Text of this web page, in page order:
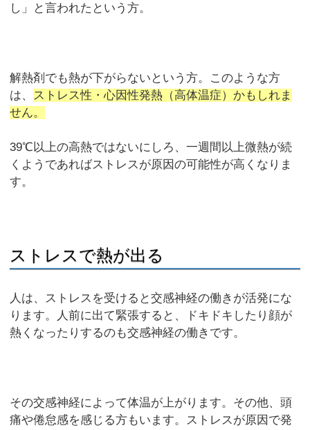
し」と言われたという方。
解熱剤でも熱が下がらないという方。このような方
は、
ストレス性・心因性発熱（高体温症）かもしれま
せん。
39℃以上の高熱ではないにしろ、一週間以上微熱が続
くようであればストレスが原因の可能性が高くなりま
す。
ストレスで熱が出る
人は、ストレスを受けると交感神経の働きが活発にな
ります。人前に出て緊張すると、ドキドキしたり顔が
熱くなったりするのも交感神経の働きです。
その交感神経によって体温が上がります。その他、頭
痛や倦怠感を感じる方もいます。ストレスが原因で発